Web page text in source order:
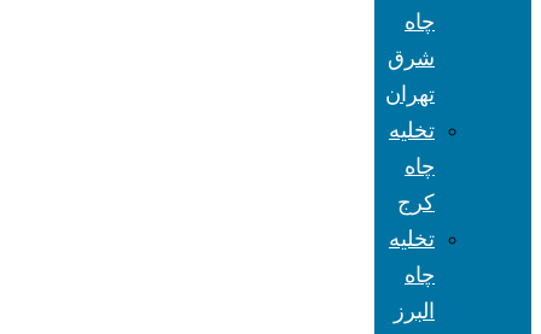
چاه
شرق
تهران
تخلیه
چاه
کرج
تخلیه
چاه
البرز